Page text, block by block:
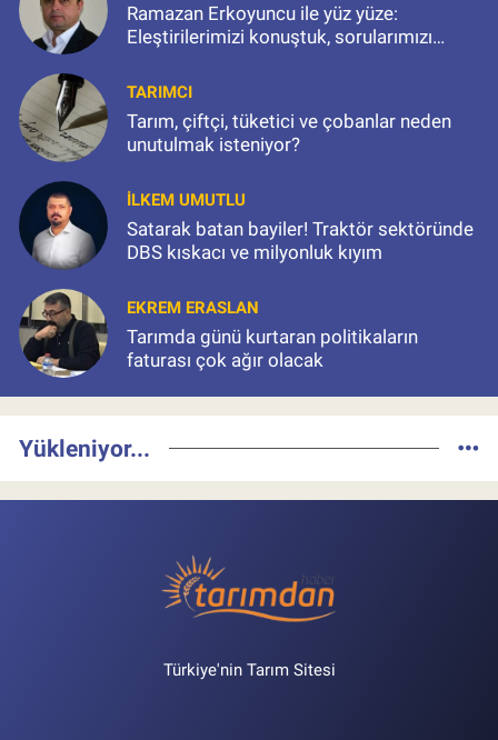
Ramazan Erkoyuncu ile yüz yüze:
Eleştirilerimizi konuştuk, sorularımızı
TARIMCI
Tarım, çiftçi, tüketici ve çobanlar neden
unutulmak isteniyor?
İLKEM UMUTLU
Satarak batan bayiler! Traktör sektöründe
DBS kıskacı ve milyonluk kıyım
EKREM ERASLAN
Tarımda günü kurtaran politikaların
faturası çok ağır olacak
Yükleniyor...
Türkiye'nin Tarım Sitesi